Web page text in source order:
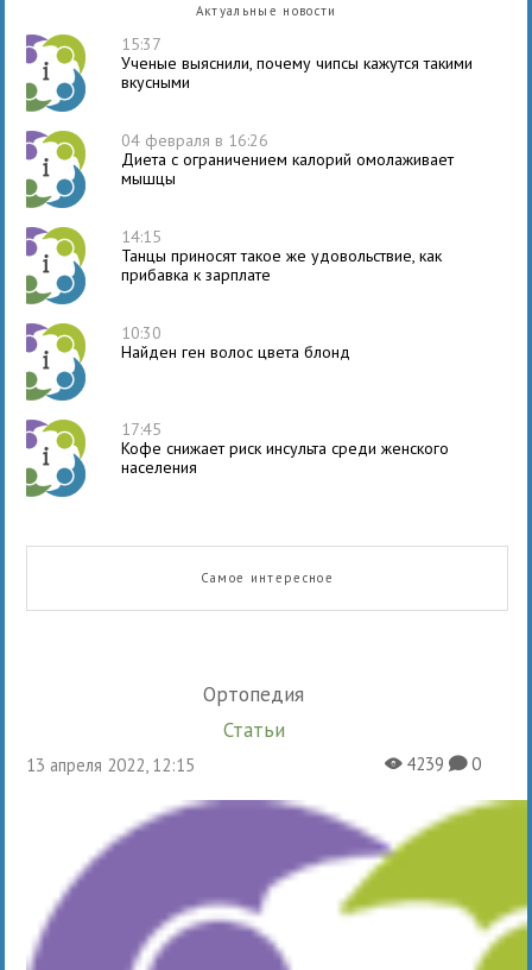
Актуальные новости
15:37
Ученые выяснили, почему чипсы кажутся такими
вкусными
04 февраля в 16:26
Диета с ограничением калорий омолаживает
мышцы
14:15
Танцы приносят такое же удовольствие, как
прибавка к зарплате
10:30
Найден ген волос цвета блонд
17:45
Кофе снижает риск инсульта среди женского
населения
Самое интересное
Ортопедия
Статьи
13 апреля 2022, 12:15 X4239K0